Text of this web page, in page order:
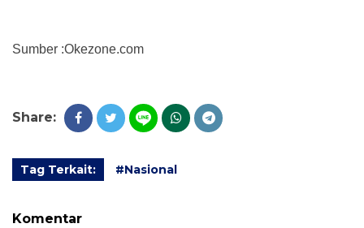
Sumber :Okezone.com
Share:
Tag Terkait: #Nasional
Komentar